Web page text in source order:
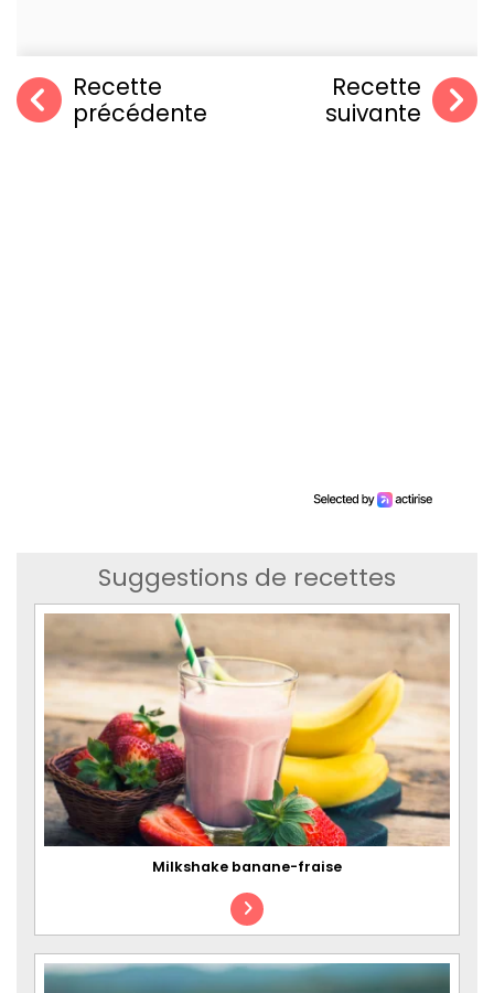
Recette
précédente
Recette
suivante
Suggestions de recettes
Milkshake banane-fraise